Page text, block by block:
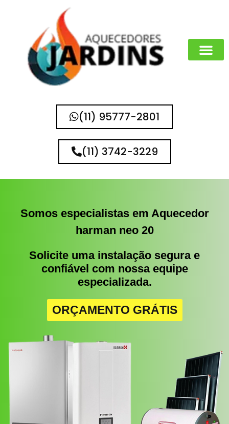
(11) 95777-2801
(11) 3742-3229
Somos especialistas em Aquecedor
harman neo 20
Solicite uma instalação segura e
confiável com nossa equipe
especializada.
ORÇAMENTO GRÁTIS